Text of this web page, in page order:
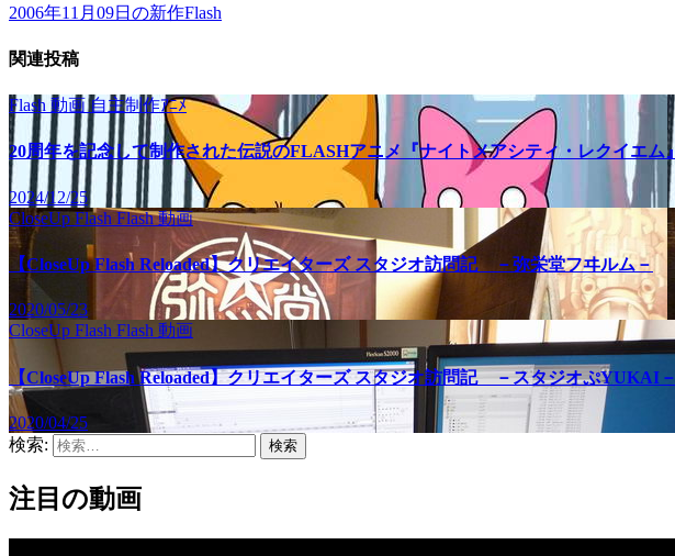
2006年11月09日の新作Flash
関連投稿
Flash 動画自主制作ｱﾆﾒ
20周年を記念して制作された伝説のFLASHアニメ『ナイトメアシティ・レクイエム』
2024/12/25
CloseUp FlashFlash動画
【CloseUp Flash Reloaded】クリエイターズ スタジオ訪問記 －弥栄堂フヰルム－
2020/05/23
CloseUp Flash Flash 動画
【CloseUp Flash Reloaded】クリエイターズ スタジオ訪問記 －スタジオぷYUKAI－
2020/04/25
検索:
注目の動画